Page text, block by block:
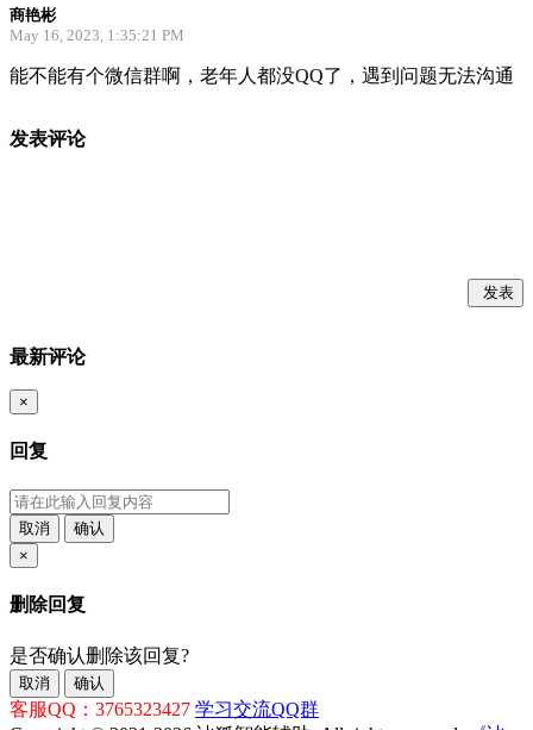
商艳彬
May 16, 2023, 1:35:21 PM
能不能有个微信群啊，老年人都没QQ了，遇到问题无法沟通
发表评论
发表
最新评论
×
回复
取消
确认
×
删除回复
是否确认删除该回复?
取消 确认
客服QQ：3765323427 学习交流QQ群